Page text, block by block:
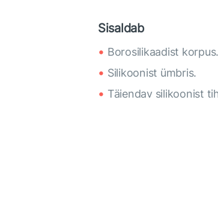
Sisaldab
Borosilikaadist korpus.
Silikoonist ümbris.
Täiendav silikoonist